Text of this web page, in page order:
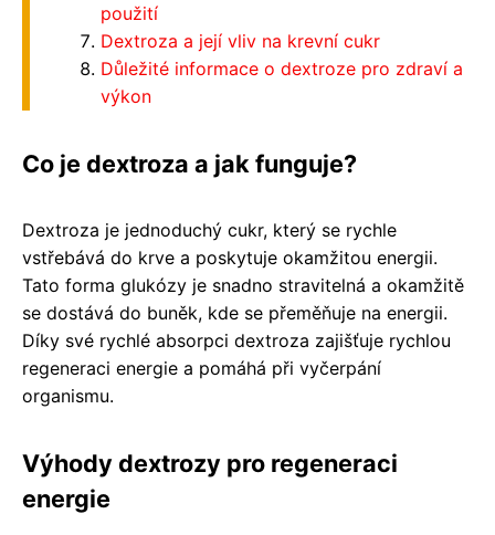
použití
Dextroza a její vliv na krevní cukr
Důležité informace o dextroze pro zdraví a
výkon
Co je dextroza a jak funguje?
Dextroza je jednoduchý cukr, který se rychle
vstřebává do krve a poskytuje okamžitou energii.
Tato forma glukózy je snadno stravitelná a okamžitě
se dostává do buněk, kde se přeměňuje na energii.
Díky své rychlé absorpci dextroza zajišťuje rychlou
regeneraci energie a pomáhá při vyčerpání
organismu.
Výhody dextrozy pro regeneraci
energie